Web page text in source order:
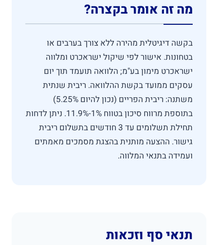
מה זה אומר בקצרה?
בקשה דיגיטלית מהירה ללא צורך בערבים או
בטחונות. אישור לפי שיקול ישראכרט ומלווה
ישראכרט מימון בע"מ; הלוואה תועמד תוך יום
עסקים ממועד בקשת ההלוואה. ריבית שנתית
משתנה: ריבית הפריים (נכון להיום 5.25%)
בתוספת מרווח סיכון בטווח 1%-11.9%. ניתן לדחות
תחילת תשלומים עד 3 חודשים בתשלום ריבית
גישור. ההצעה מותנית בהצגת מסמכים מאמתים
ועמידה בתנאי המלווה.
תנאי סף וזכאות